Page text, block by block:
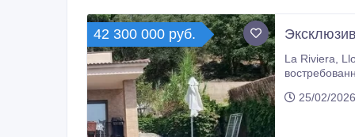
42 300 000 руб.
La Riviera, Lloret de Mar | 160 м² | участок 800 м² | бассейн | туристическая лицензия | 469 000 € В одном из самых известных и
зоны.25/02/